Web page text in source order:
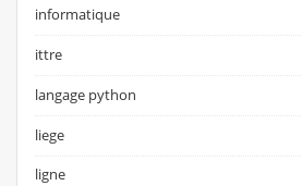
informatique
ittre
langage python
liege
ligne